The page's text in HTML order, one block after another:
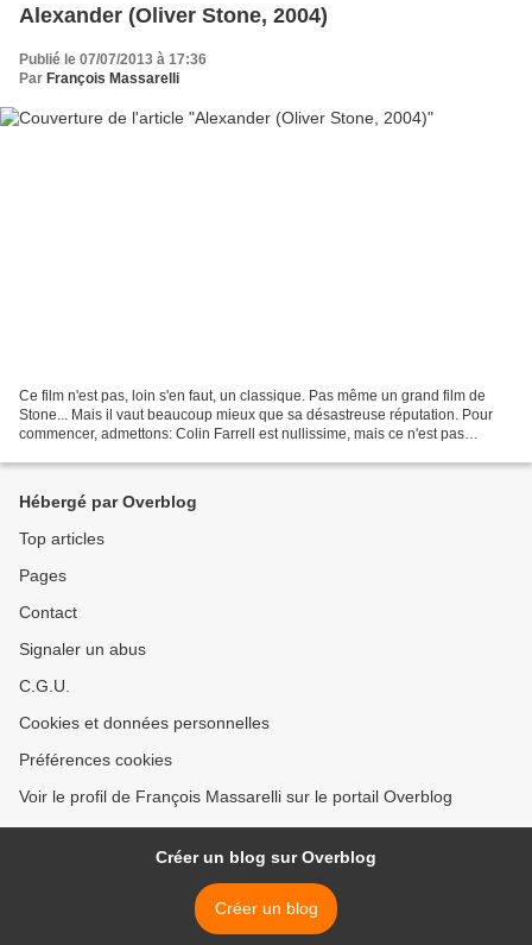
Alexander (Oliver Stone, 2004)
Publié le 07/07/2013 à 17:36
Par François Massarelli
Ce film n'est pas, loin s'en faut, un classique. Pas même un grand film de
Stone... Mais il vaut beaucoup mieux que sa désastreuse réputation. Pour
commencer, admettons: Colin Farrell est nullissime, mais ce n'est pas
Hébergé par Overblog
Top articles
Pages
Contact
Signaler un abus
C.G.U.
Cookies et données personnelles
Préférences cookies
Voir le profil de François Massarelli sur le portail Overblog
Créer un blog sur Overblog
Créer un blog